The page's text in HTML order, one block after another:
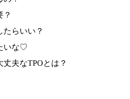
？
たらいい？
いな♡
夫なTPOとは？